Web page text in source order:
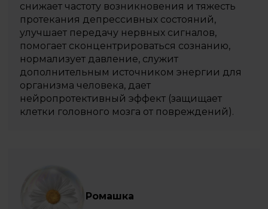
снижает частоту возникновения и тяжесть
протекания депрессивных состояний,
улучшает передачу нервных сигналов,
помогает сконцентрироваться сознанию,
нормализует давление, служит
дополнительным источником энергии для
организма человека, дает
нейропротективный эффект (защищает
клетки головного мозга от повреждений).
Ромашка